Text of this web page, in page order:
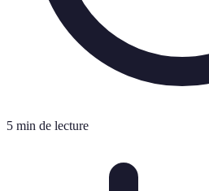
5 min de lecture